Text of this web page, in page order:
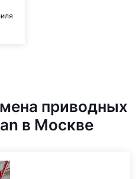
приводных
в Москве